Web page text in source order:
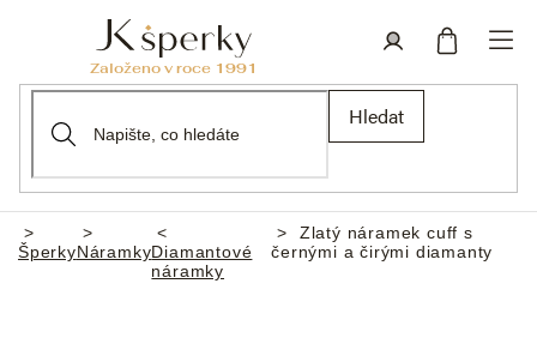
Hledat
Domů
ŠperkyNáramkyDiamantové
náramky
Zlatý náramek cuff s
černými a čirými diamanty